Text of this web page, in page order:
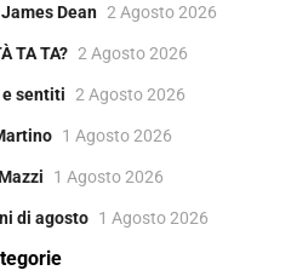
Dean 2 Agosto 2026
TA TA? 2 Agosto 2026
e sentiti 2 Agosto 2026
1 Agosto 2026
1 Agosto 2026
di agosto 1 Agosto 2026